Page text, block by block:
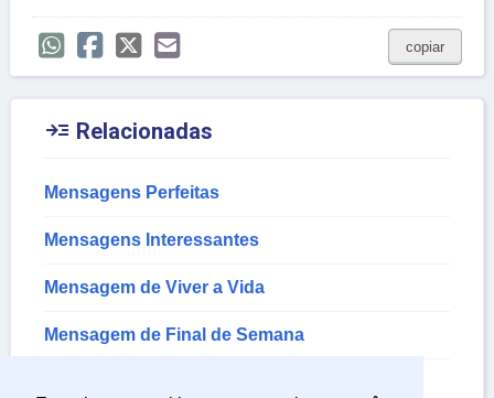
copiar
 Relacionadas
Mensagens Perfeitas
Mensagens Interessantes
Mensagem de Viver a Vida
Mensagem de Final de Semana